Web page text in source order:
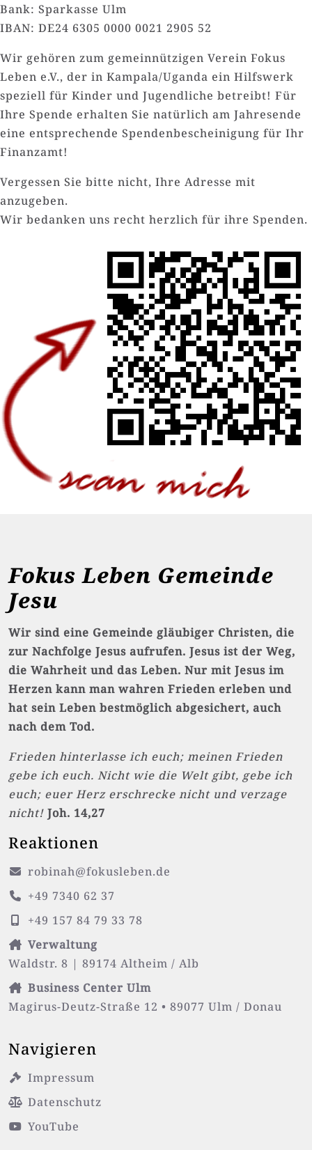
Bank: Sparkasse Ulm
IBAN: DE24 6305 0000 0021 2905 52
Wir gehören zum gemeinnützigen Verein Fokus
Leben e.V., der in Kampala/Uganda ein Hilfswerk
speziell für Kinder und Jugendliche betreibt! Für
Ihre Spende erhalten Sie natürlich am Jahresende
eine entsprechende Spendenbescheinigung für Ihr
Finanzamt!
Vergessen Sie bitte nicht, Ihre Adresse mit
anzugeben.
Wir bedanken uns recht herzlich für ihre Spenden.
Fokus Leben Gemeinde
Jesu
Wir sind eine Gemeinde gläubiger Christen, die
zur Nachfolge Jesus aufrufen. Jesus ist der Weg,
die Wahrheit und das Leben. Nur mit Jesus im
Herzen kann man wahren Frieden erleben und
hat sein Leben bestmöglich abgesichert, auch
nach dem Tod.
Frieden hinterlasse ich euch; meinen Frieden
gebe ich euch. Nicht wie die Welt gibt, gebe ich
euch; euer Herz erschrecke nicht und verzage
nicht! Joh. 14,27
Reaktionen
robinah@fokusleben.de
+49 7340 62 37
+49 157 84 79 33 78
Verwaltung
Waldstr. 8 | 89174 Altheim / Alb
Business Center Ulm
Magirus-Deutz-Straße 12 • 89077 Ulm / Donau
Navigieren
Impressum
Datenschutz
YouTube